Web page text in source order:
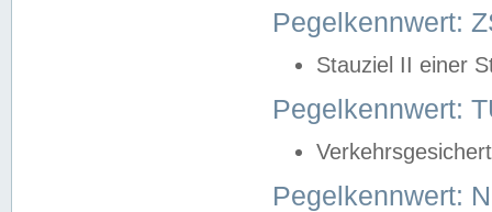
Pegelkennwert:
Stauziel II einer
Pegelkennwert:
Pegelkennwert: